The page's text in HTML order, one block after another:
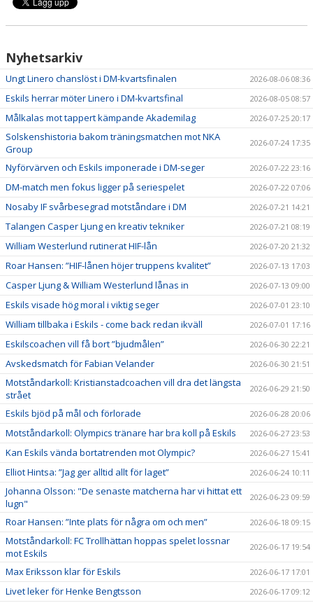
Nyhetsarkiv
Ungt Linero chanslöst i DM-kvartsfinalen 2026-08-06 08:36
Eskils herrar möter Linero i DM-kvartsfinal 2026-08-05 08:57
Målkalas mot tappert kämpande Akademilag 2026-07-25 20:17
Solskenshistoria bakom träningsmatchen mot NKA
Group
2026-07-24 17:35
Nyförvärven och Eskils imponerade i DM-seger 2026-07-22 23:16
DM-match men fokus ligger på seriespelet 2026-07-22 07:06
Nosaby IF svårbesegrad motståndare i DM 2026-07-21 14:21
Talangen Casper Ljung en kreativ tekniker 2026-07-21 08:19
William Westerlund rutinerat HIF-lån 2026-07-20 21:32
Roar Hansen: ”HIF-lånen höjer truppens kvalitet” 2026-07-13 17:03
Casper Ljung & William Westerlund lånas in 2026-07-13 09:00
Eskils visade hög moral i viktig seger 2026-07-01 23:10
William tillbaka i Eskils - come back redan ikväll 2026-07-01 17:16
Eskilscoachen vill få bort ”bjudmålen” 2026-06-30 22:21
Avskedsmatch för Fabian Velander 2026-06-30 21:51
Motståndarkoll: Kristianstadcoachen vill dra det längsta
strået
2026-06-29 21:50
Eskils bjöd på mål och förlorade 2026-06-28 20:06
Motståndarkoll: Olympics tränare har bra koll på Eskils 2026-06-27 23:53
Kan Eskils vända bortatrenden mot Olympic? 2026-06-27 15:41
Elliot Hintsa: ”Jag ger alltid allt för laget” 2026-06-24 10:11
Johanna Olsson: "De senaste matcherna har vi hittat ett
lugn"
2026-06-23 09:59
Roar Hansen: ”Inte plats för några om och men” 2026-06-18 09:15
Motståndarkoll: FC Trollhättan hoppas spelet lossnar
mot Eskils
2026-06-17 19:54
Max Eriksson klar för Eskils 2026-06-17 17:01
Livet leker för Henke Bengtsson 2026-06-17 09:12